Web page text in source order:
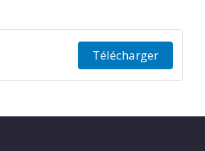
Télécharger